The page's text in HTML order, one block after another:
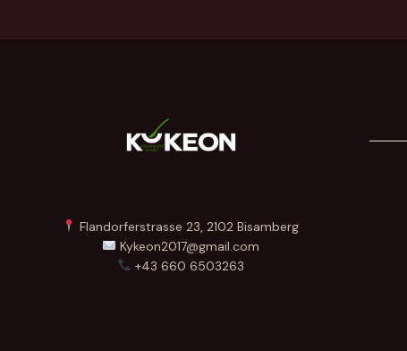
Flandorferstrasse 23, 2102 Bisamberg
Kykeon2017@gmail.com
+43 660 6503263